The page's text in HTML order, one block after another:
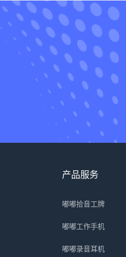
产品服务
嘟嘟拾音工牌
嘟嘟工作手机
嘟嘟录音耳机